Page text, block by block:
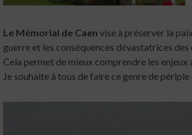
Le Mémorial de Caen vise à préserver la
guerre et les conséquences dévastatrices
Cela permet de mieux comprendre les
Je souhaite à tous de faire ce genre de